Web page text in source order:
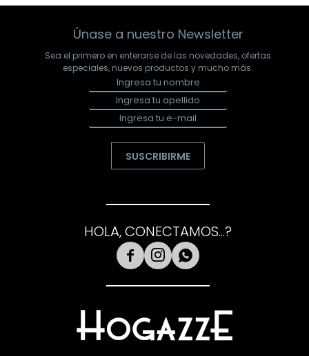
Únase a nuestro Newsletter
Sea el primero en enterarse de las novedades, ofertas
especiales, nuevos productos y mucho más.
SUSCRIBIRME
HOLA, CONECTAMOS...?
  